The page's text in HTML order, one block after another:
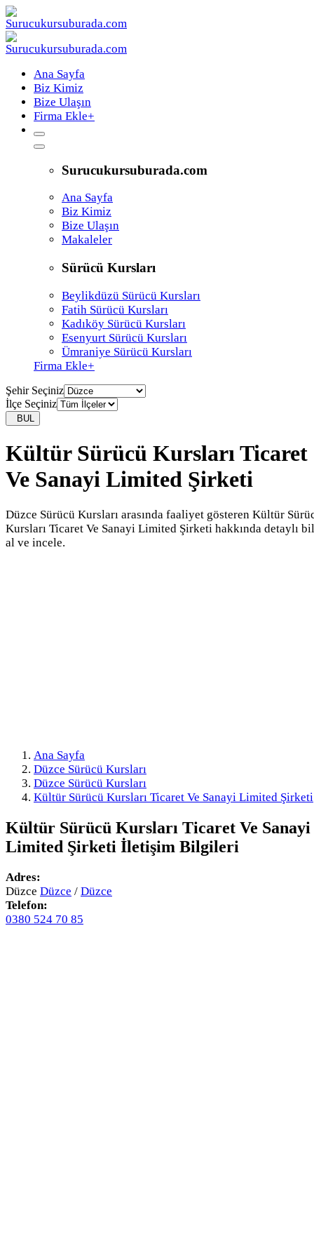
Ana Sayfa
Biz Kimiz
Bize Ulaşın
Firma Ekle+
Surucukursuburada.com
Ana Sayfa
Biz Kimiz
Bize Ulaşın
Makaleler
Sürücü Kursları
Beylikdüzü Sürücü Kursları
Fatih Sürücü Kursları
Kadıköy Sürücü Kursları
Esenyurt Sürücü Kursları
Ümraniye Sürücü Kursları
Firma Ekle+
Şehir Seçiniz
İlçe Seçiniz
BUL
Kültür Sürücü Kursları Ticaret
Ve Sanayi Limited Şirketi
Düzce Sürücü Kursları arasında faaliyet gösteren Kültür
Kursları Ticaret Ve Sanayi Limited Şirketi hakkında detaylı
al ve incele.
Ana Sayfa
Düzce Sürücü Kursları
Düzce Sürücü Kursları
Kültür Sürücü Kursları Ticaret Ve Sanayi Limited Şirketi
Kültür Sürücü Kursları Ticaret Ve Sanayi
Limited Şirketi İletişim Bilgileri
Adres:
Düzce Düzce / Düzce
Telefon:
0380 524 70 85